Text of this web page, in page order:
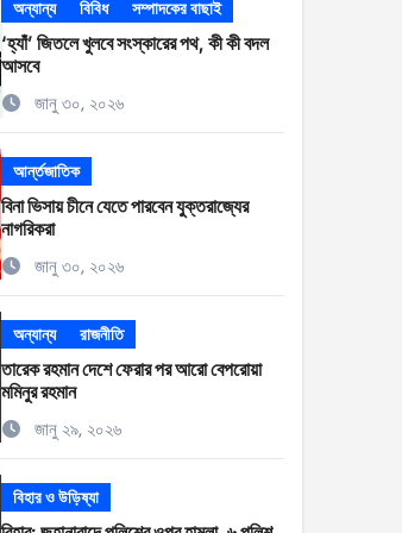
অন্যান্য বিবিধ সম্পাদকের বাছাই
‘হ্যাঁ’ জিতলে খুলবে সংস্কারের পথ, কী কী বদল
আসবে
জানু ৩০, ২০২৬
আর্ন্তজাতিক
বিনা ভিসায় চীনে যেতে পারবেন যুক্তরাজ্যের
নাগরিকরা
জানু ৩০, ২০২৬
অন্যান্য রাজনীতি
তারেক রহমান দেশে ফেরার পর আরো বেপরোয়া
মমিনুর রহমান
জানু ২৯, ২০২৬
বিহার ও উড়িষ্যা